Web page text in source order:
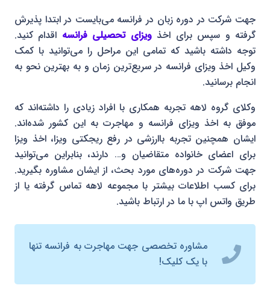
جهت شرکت در دوره زبان در فرانسه می‌بایست در ابتدا پذیرش
گرفته و سپس برای اخذویزای تحصیلی فرانسه اقدام کنید.
توجه داشته باشید که تمامی این مراحل را می‌توانید با کمک
وکیل اخذ ویزای فرانسه در سریع‌ترین زمان و به بهترین نحو به
انجام برسانید.
وکلای گروه لاهه تجربه همکاری با افراد زیادی را داشته‌اند که
موفق به اخذ ویزای فرانسه و مهاجرت به این کشور شده‌اند.
ایشان همچنین تجربه باارزشی در رفع ریجکتی ویزا، اخذ ویزا
برای اعضای خانواده متقاضیان و… دارند، بنابراین می‌توانید
جهت شرکت در دوره‌های مورد بحث، از ایشان مشاوره بگیرید.
برای کسب اطلاعات بیشتر با مجموعه لاهه تماس گرفته یا از
طریق واتس اپ با ما در ارتباط باشید.
مشاوره تخصصی جهت مهاجرت به فرانسه تنها
با یک کلیک!